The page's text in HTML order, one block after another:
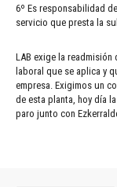
6º Es responsabilidad
servicio que presta la
LAB exige la
laboral que se aplica y
empresa. Exigimos un
de esta planta, hoy día
paro junto con